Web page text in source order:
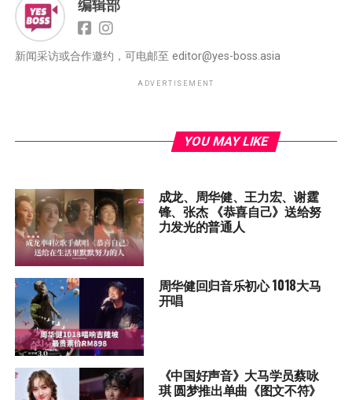
编辑部
新闻采访或合作邀约，可电邮至 editor@yes-boss.asia
ADVERTISEMENT
YOU MAY LIKE
成龙、周华健、王力宏、谢霆
锋、张杰 《恭喜自己》送给努
力发光的普通人
周华健回归音乐初心 1018大马
开唱
《中国好声音》大马学员蔡咏
琪 圆梦推出单曲《图文不符》